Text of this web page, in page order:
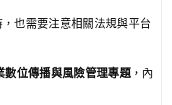
也需要注意相關法規與平台
數位傳播與風險管理專題 ，內